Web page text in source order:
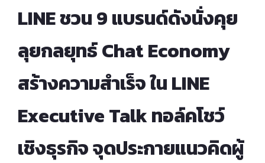
LINE ชวน 9 แบรนด์ดังนั่งคุย
ลุยกลยุทธ์ Chat Economy
สร้างความสำเร็จ ใน LINE
Executive Talk ทอล์คโชว์
เชิงธุรกิจ จุดประกายแนวคิดผู้